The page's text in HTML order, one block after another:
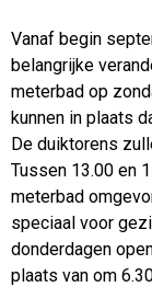
Vanaf begin
belangrijke
meterbad op
kunnen in plaats
De duiktorens
Tussen 13.00 en
meterbad
speciaal voor
donderdagen
plaats van om